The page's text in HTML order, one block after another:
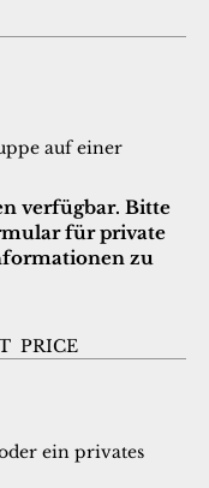
auf einer
verfügbar. Bitte
für private
zu
PRICE
ein privates